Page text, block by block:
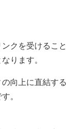
クを受けること
ります。
向上に直結する
。